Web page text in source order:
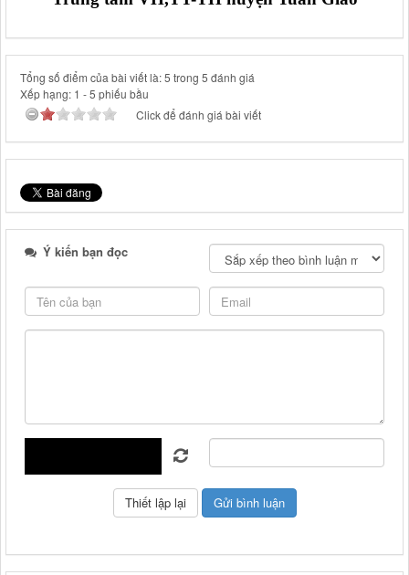
Tổng số điểm của bài viết là: 5 trong 5 đánh giá
Xếp hạng: 1 -5 phiếu bầu
Click để đánh giá bài viết
Ý kiến bạn đọc